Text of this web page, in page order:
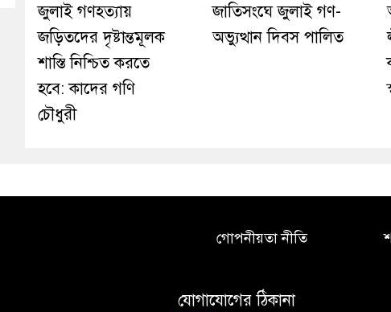
জুলাই গণহত্যায়
জড়িতদের দৃষ্টান্তমূলক
শাস্তি নিশ্চিত করতে
হবে: কাদের গণি
চৌধুরী
জাতিসংঘে জুলাই গণ-
অভ্যুত্থান দিবস পালিত
গোপনীয়তা নীতি
যোগাযোগের ঠিকানা